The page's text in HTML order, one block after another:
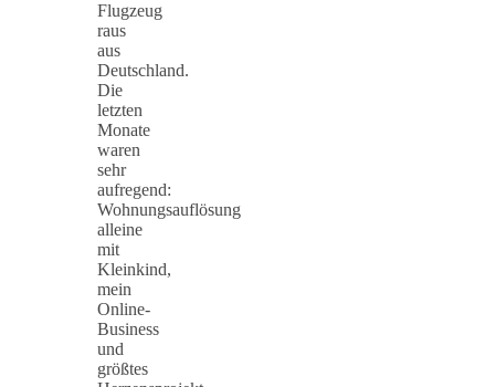
Flugzeug
raus
aus
Deutschland.
Die
letzten
Monate
waren
sehr
aufregend:
Wohnungsauflösung
alleine
mit
Kleinkind,
mein
Online-
Business
und
größtes